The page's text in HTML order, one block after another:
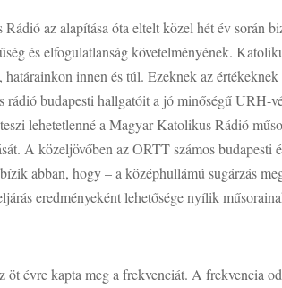
az alapítása óta eltelt közel hét év során
és elfogulatlanság követelményének.
innen és túl. Ezeknek az
rádió budapesti hallgatóit a jó minőségű URH-
lehetetlenné a Magyar Katolikus Rádió
A közeljövőben az ORTT számos
abban, hogy – a középhullámú sugárzás
eredményeként lehetősége nyílik
évre kapta meg a frekvenciát. A frekvencia